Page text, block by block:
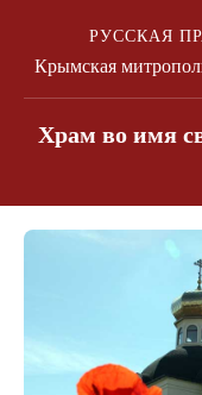
РУССКАЯ
Крымская
Храм во имя